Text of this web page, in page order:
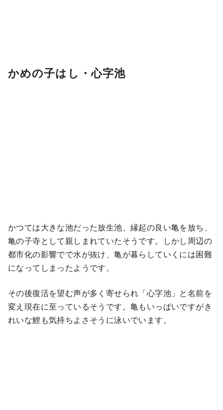
かめの子はし・心字池
かつては大きな池だった放生池、縁起の良い亀を放ち、
亀の子寺として親しまれていたそうです。しかし周辺の
都市化の影響でで水が抜け、亀が暮らしていくには困難
になってしまったようです。
その後復活を望む声が多く寄せられ「心字池」と名前を
変え現在に至っているそうです。亀もいっぱいですがき
れいな鯉も気持ちよさそうに泳いでいます。